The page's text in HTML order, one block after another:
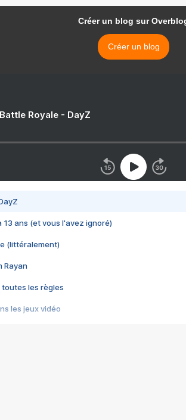
Créer un blog sur
Créer un blog
Royale - DayZ
13 ans (et vous l'avez ignoré)
(littéralement)
Rayan
toutes les règles
les jeux vidéo